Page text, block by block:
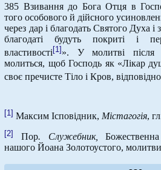
385 Взивання до Бога Отця в
того особового й дійсного
через дар і благодать Святого Духа i
благодаті будуть покриті і
властивості [1] ». У молитві після
молиться, щоб Господь як «Лікар
своє пречисте Тіло і Кров,
[1] Максим Ісповідник, Містагогія,
[2] Пор. Служебник,
нашого Йоана Золотоустого,